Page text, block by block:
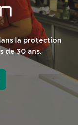
la protection
de 30 ans.